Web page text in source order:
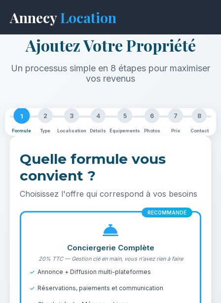
AnnecyLocation
Ajoutez Votre Propriété
Un processus simple en 8 étapes pour maximiser
vos revenus
1
Formule
2
Type
3
Localisation
4
Détails
5
Équipements
6
Photos
7
Prix
8
Contact
Quelle formule vous
convient ?
Choisissez l'offre qui correspond à vos besoins
RECOMMANDÉ
Conciergerie Complète
20% TTC — Gestion clé en main, vous n'avez rien à faire
Annonce + Diffusion multi-plateformes
Réservations, paiements et communication